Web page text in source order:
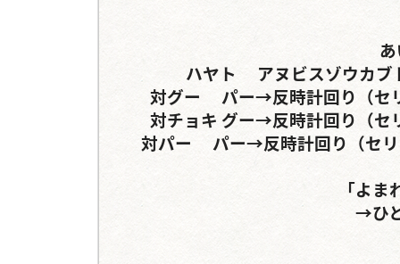
ハヤト	アヌビスゾウカブト	ヒメゴホンorセアカフタマタクワガタ
対グー	パー→反時計回り（セリフ分岐）	パー→反時計回り（セリフ分岐）
対チョキ	グー→反時計回り（セリフ分岐）	グー→反時計回り（セリフ分岐）
対パー	パー→反時計回り（セリフ分岐）	チョキ→反時計回り（セリフ分岐）
「よ
→ひ